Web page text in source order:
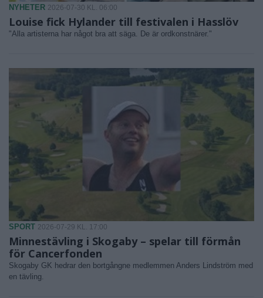
NYHETER 2026-07-30 KL. 06:00
Louise fick Hylander till festivalen i Hasslöv
"Alla artisterna har något bra att säga. De är ordkonstnärer."
SPORT 2026-07-29 KL. 17:00
Minnestävling i Skogaby – spelar till förmån
för Cancerfonden
Skogaby GK hedrar den bortgångne medlemmen Anders Lindström med
en tävling.